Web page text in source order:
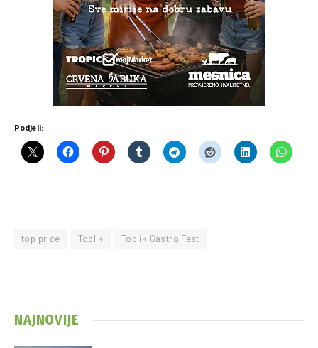
Podjeli:
top priče Toplik Toplik Gastro Fest
NAJNOVIJE